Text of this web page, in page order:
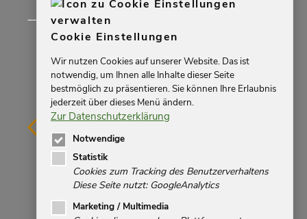
Impressum
Cookie Einstellungen
Wir nutzen Cookies auf unserer Website. Das ist
notwendig, um Ihnen alle Inhalte dieser Seite
bestmöglich zu präsentieren. Sie können Ihre Erlaubnis
jederzeit über dieses Menü ändern.
Zur Datenschutzerklärung
Notwendige
Statistik
Cookies zum Tracking des Benutzerverhaltens
Diese Seite nutzt: GoogleAnalytics
Marketing / Multimedia